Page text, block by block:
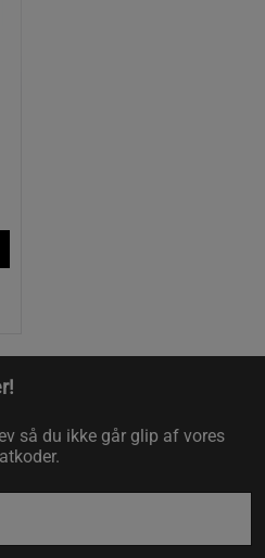
så du ikke går glip af vores